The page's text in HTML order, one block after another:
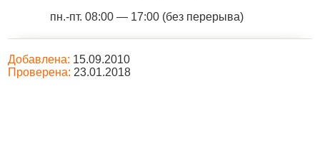
пн.-пт. 08:00 — 17:00 (без перерыва)
Добавлена: 15.09.2010
Проверена: 23.01.2018